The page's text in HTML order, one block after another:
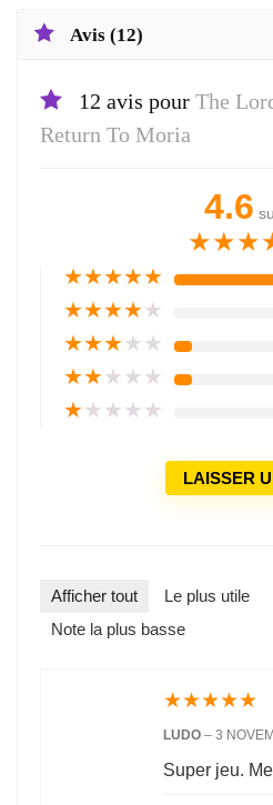
Avis (12)
12 avis pour The
Return To Moria
4.6
★★★
★★★★★
★★★★★
★★★★★
★★★★★
★★★★★
LAISSER
Afficher tout Le plus utile
Note la plus basse
★★★★★
LUDO – 3
Super jeu.